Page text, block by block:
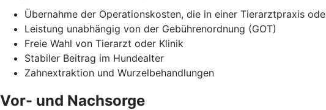
Übernahme der Operationskosten, die in einer Tierarztpraxis
Leistung unabhängig von der Gebührenordnung (GOT)
Freie Wahl von Tierarzt oder Klinik
Stabiler Beitrag im Hundealter
Zahnextraktion und Wurzelbehandlungen
Vor- und Nachsorge